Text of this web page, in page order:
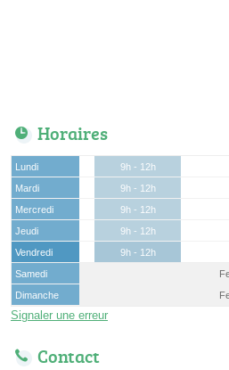
Horaires
Lundi 9h - 12h
Mardi
9h - 12h
Mercredi
9h - 12h
Jeudi
9h - 12h
Vendredi
9h - 12h
Samedi
Dimanche
Signaler une erreur
Contact